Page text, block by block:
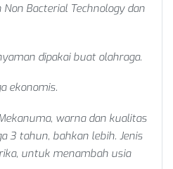
Bacterial Technology dan
dipakai buat olahraga.
ekonomis.
warna dan kualitas
3 tahun, bahkan lebih. Jenis
untuk menambah usia